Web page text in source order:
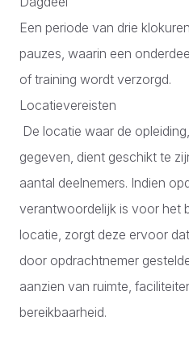
Een periode van drie
pauzes, waarin een
of training wordt verzorgd.
Locatievereisten
De locatie waar de
gegeven, dient geschikt te
aantal deelnemers. Indien
verantwoordelijk is voor het
locatie, zorgt deze ervoor
door opdrachtnemer
aanzien van ruimte,
bereikbaarheid.